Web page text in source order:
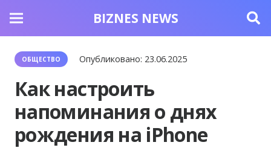
BIZNES NEWS
ОБЩЕСТВО Опубликовано: 23.06.2025
Как настроить
напоминания о днях
рождения на iPhone